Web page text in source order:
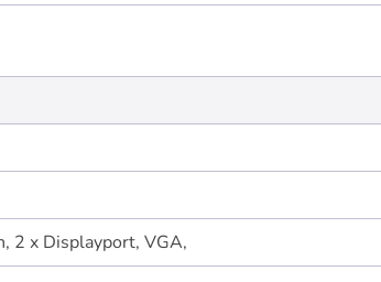
2 x Displayport, VGA,